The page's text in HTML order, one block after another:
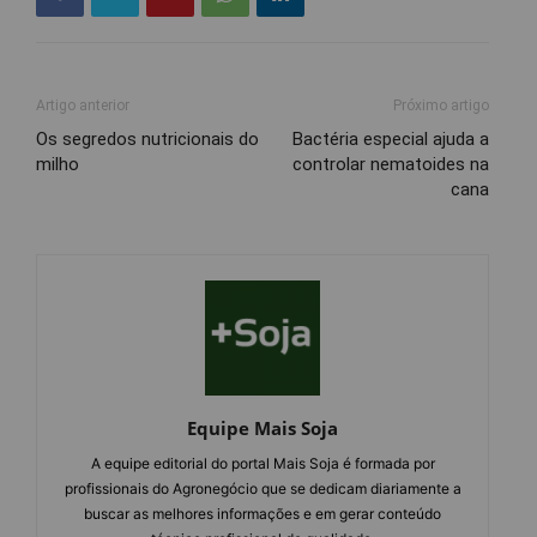
Artigo anterior
Os segredos nutricionais do
milho
Próximo artigo
Bactéria especial ajuda a
controlar nematoides na
cana
Equipe Mais Soja
A equipe editorial do portal Mais Soja é formada por
profissionais do Agronegócio que se dedicam diariamente a
buscar as melhores informações e em gerar conteúdo